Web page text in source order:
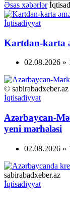
Əsas xəbərlər
İqtisadiyyat
Kartdan-karta
02.08.2026 »
© sabirabadxeber.az
İqtisadiyyat
Azərbaycan-
yeni mərhələsi
02.08.2026 »
sabirabadxeber.az
İqtisadiyyat